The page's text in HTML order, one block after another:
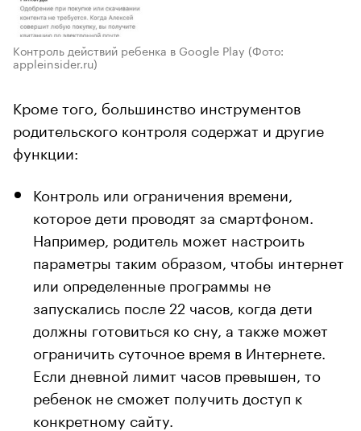
Контроль действий ребенка в Google Play (Фото:
appleinsider.ru)
Кроме того, большинство инструментов
родительского контроля содержат и другие
функции:
Контроль или ограничения времени,
которое дети проводят за смартфоном.
Например, родитель может настроить
параметры таким образом, чтобы интернет
или определенные программы не
запускались после 22 часов, когда дети
должны готовиться ко сну, а также может
ограничить суточное время в Интернете.
Если дневной лимит часов превышен, то
ребенок не сможет получить доступ к
конкретному сайту.